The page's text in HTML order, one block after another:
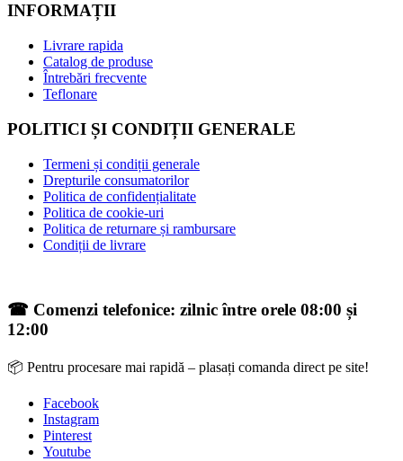
INFORMAȚII
Livrare rapida
Catalog de produse
Întrebări frecvente
Teflonare
POLITICI ȘI CONDIȚII GENERALE
Termeni și condiții generale
Drepturile consumatorilor
Politica de confidențialitate
Politica de cookie-uri
Politica de returnare și rambursare
Condiții de livrare
☎ Comenzi telefonice: zilnic între orele 08:00 și
12:00
📦 Pentru procesare mai rapidă – plasați comanda direct pe site!
Facebook
Instagram
Pinterest
Youtube